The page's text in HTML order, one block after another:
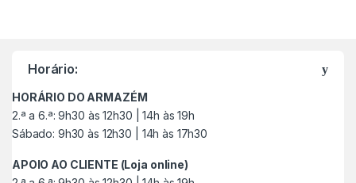
Horário:
HORÁRIO DO ARMAZÉM
2.ª a 6.ª: 9h30 às 12h30 | 14h às 19h
Sábado: 9h30 às 12h30 | 14h às 17h30
APOIO AO CLIENTE (Loja online)